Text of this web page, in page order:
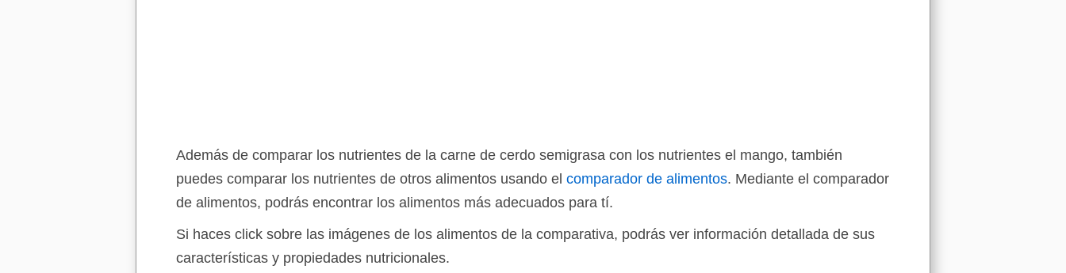
Además de comparar los nutrientes de la carne de cerdo semigrasa con los nutrientes el mango, también
puedes comparar los nutrientes de otros alimentos usando el comparador de alimentos. Mediante el comparador
de alimentos, podrás encontrar los alimentos más adecuados para tí.
Si haces click sobre las imágenes de los alimentos de la comparativa, podrás ver información detallada de sus
características y propiedades nutricionales.